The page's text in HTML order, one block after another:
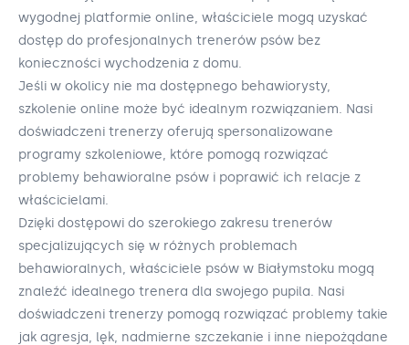
wygodnej platformie online, właściciele mogą uzyskać
dostęp do profesjonalnych trenerów psów bez
konieczności wychodzenia z domu.
Jeśli w okolicy nie ma dostępnego behawiorysty,
szkolenie online może być idealnym rozwiązaniem. Nasi
doświadczeni trenerzy oferują spersonalizowane
programy szkoleniowe, które pomogą rozwiązać
problemy behawioralne psów i poprawić ich relacje z
właścicielami.
Dzięki dostępowi do szerokiego zakresu trenerów
specjalizujących się w różnych problemach
behawioralnych, właściciele psów w Białymstoku mogą
znaleźć idealnego trenera dla swojego pupila. Nasi
doświadczeni trenerzy pomogą rozwiązać problemy takie
jak agresja, lęk, nadmierne szczekanie i inne niepożądane